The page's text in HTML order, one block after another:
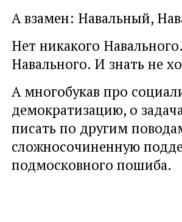
А взамен: Навальный,
Нет никакого
Навального. И знать не
А многобукав про
демократизацию, о
писать по другим
сложносочиненную
подмосковного пошиба.